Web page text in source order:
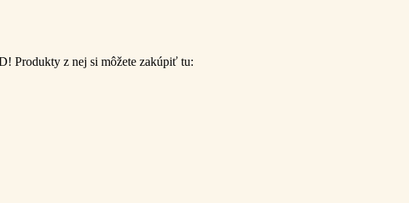
Produkty z nej si môžete zakúpiť tu: